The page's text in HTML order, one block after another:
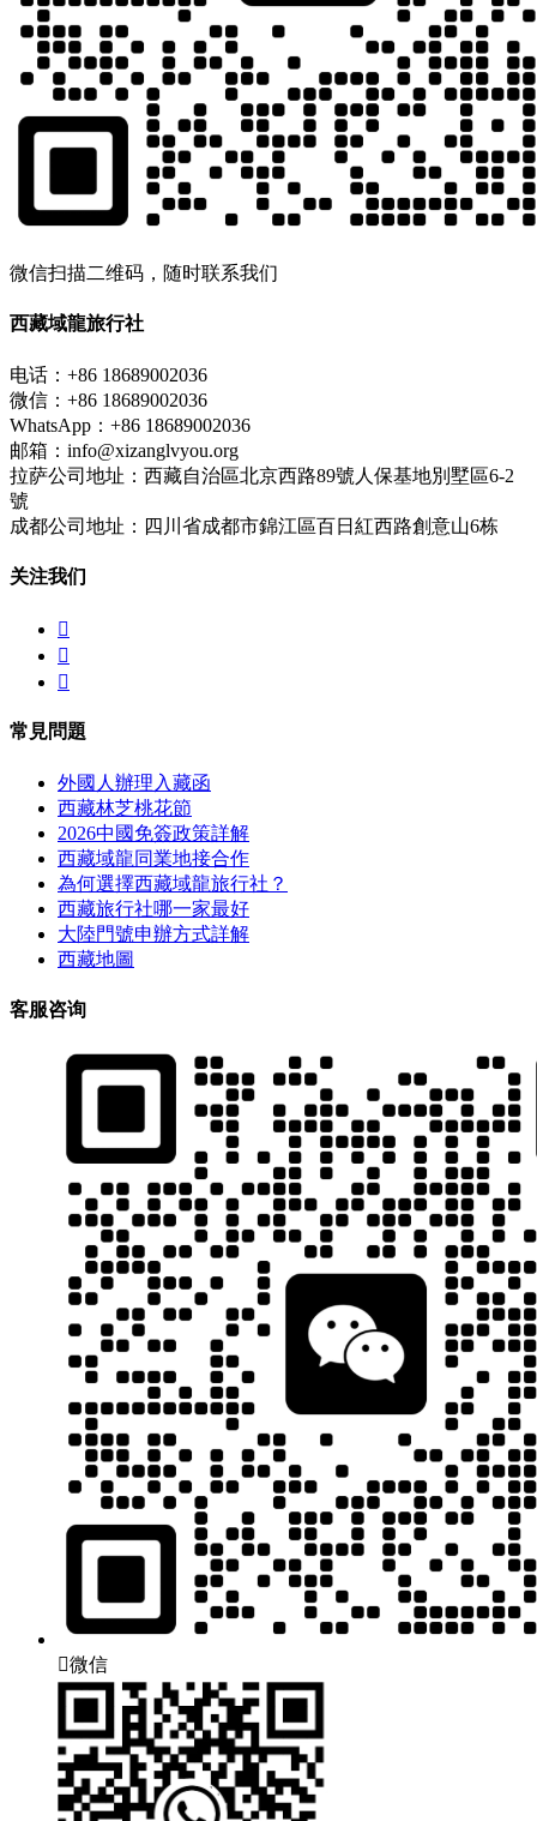
微信扫描二维码，随时联系我们
西藏域龍旅行社
电话：+86 18689002036
微信：+86 18689002036
WhatsApp：+86 18689002036
邮箱：info@xizanglvyou.org
拉萨公司地址：西藏自治區北京西路89號人保基地別墅區6-2
號
成都公司地址：四川省成都市錦江區百日紅西路創意山6栋
关注我们



常見問題
外國人辦理入藏函
西藏林芝桃花節
2026中國免簽政策詳解
西藏域龍同業地接合作
為何選擇西藏域龍旅行社？
西藏旅行社哪一家最好
大陸門號申辦方式詳解
西藏地圖
客服咨询
微信